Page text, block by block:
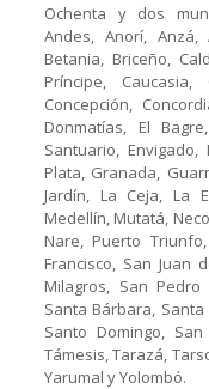
Ochenta y dos
Andes, Anorí, Anzá,
Betania, Briceño,
Príncipe, Caucasia,
Concepción,
Donmatías, El
Santuario,
Plata, Granada,
Jardín, La Ceja, La
Medellín, Mutatá,
Nare, Puerto
Francisco, San Juan
Milagros, San
Santa Bárbara,
Santo Domingo,
Támesis, Tarazá,
Yarumal y Yolombó.